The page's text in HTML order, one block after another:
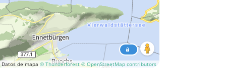
Datos de mapa © Thunderforest © OpenStreetMap contributors